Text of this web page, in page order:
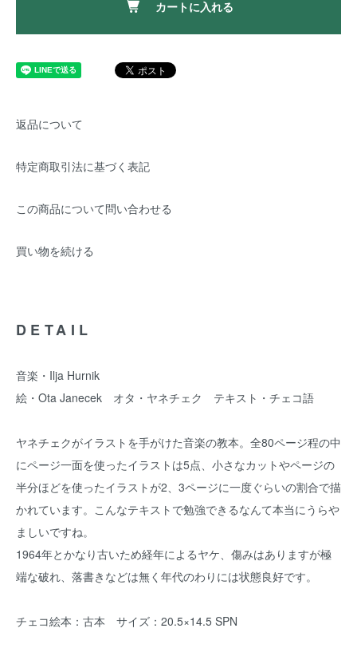
カートに入れる
返品について
特定商取引法に基づく表記
この商品について問い合わせる
買い物を続ける
DETAIL
音楽・Ilja Hurnik
絵・Ota Janecek オタ・ヤネチェク テキスト・チェコ語
ヤネチェクがイラストを手がけた音楽の教本。全80ページ程の中
にページ一面を使ったイラストは5点、小さなカットやページの
半分ほどを使ったイラストが2、3ページに一度ぐらいの割合で描
かれています。こんなテキストで勉強できるなんて本当にうらや
ましいですね。
1964年とかなり古いため経年によるヤケ、傷みはありますが極
端な破れ、落書きなどは無く年代のわりには状態良好です。
チェコ絵本：古本 サイズ：20.5×14.5 SPN